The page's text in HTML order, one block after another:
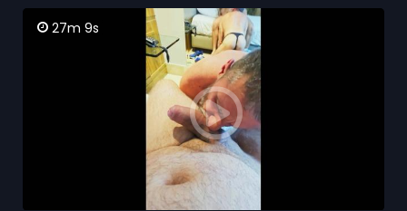
27m 9s